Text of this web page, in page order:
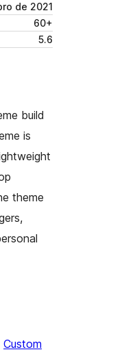
de 2021
60+
5.6
build
is
theme
Custom